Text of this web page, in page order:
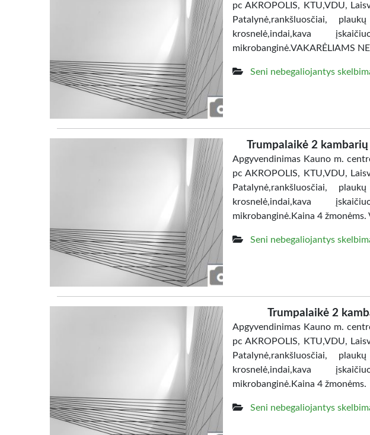
pc AKROPOLIS, KTU,VDU,
Patalynė,rankšluosčiai,
krosnelė,indai,kava
mikrobanginė.VAKARĖLIAMS
Seni nebegaliojantys
Trumpalaikė 2
Apgyvendinimas Kauno m.
pc AKROPOLIS, KTU,VDU,
Patalynė,rankšluosčiai,
krosnelė,indai,kava
mikrobanginė.Kaina 4
Seni nebegaliojantys
Trumpalaikė 2
Apgyvendinimas Kauno m.
pc AKROPOLIS, KTU,VDU,
Patalynė,rankšluosčiai,
krosnelė,indai,kava
mikrobanginė.Kaina 4 žmonėms.
Seni nebegaliojantys